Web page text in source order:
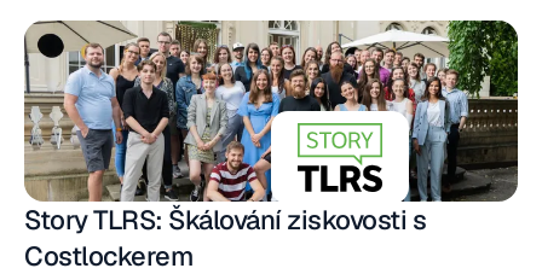
Story TLRS: Škálování ziskovosti s
Costlockerem